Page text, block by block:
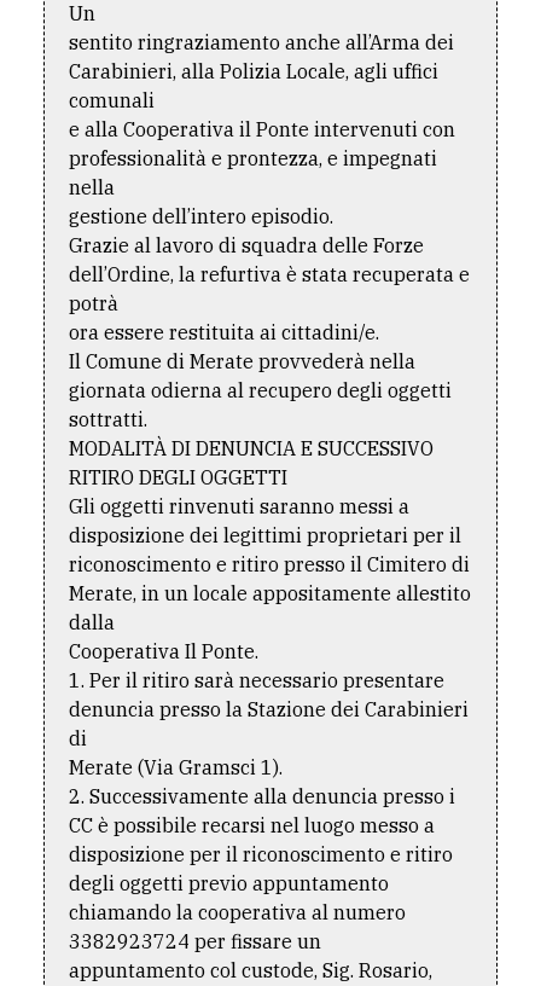
Un
sentito ringraziamento anche all’Arma dei
Carabinieri, alla Polizia Locale, agli uffici
comunali
e alla Cooperativa il Ponte intervenuti con
professionalità e prontezza, e impegnati
nella
gestione dell’intero episodio.
Grazie al lavoro di squadra delle Forze
dell’Ordine, la refurtiva è stata recuperata e
potrà
ora essere restituita ai cittadini/e.
Il Comune di Merate provvederà nella
giornata odierna al recupero degli oggetti
sottratti.
MODALITÀ DI DENUNCIA E SUCCESSIVO
RITIRO DEGLI OGGETTI
Gli oggetti rinvenuti saranno messi a
disposizione dei legittimi proprietari per il
riconoscimento e ritiro presso il Cimitero di
Merate, in un locale appositamente allestito
dalla
Cooperativa Il Ponte.
1. Per il ritiro sarà necessario presentare
denuncia presso la Stazione dei Carabinieri
di
Merate (Via Gramsci 1).
2. Successivamente alla denuncia presso i
CC è possibile recarsi nel luogo messo a
disposizione per il riconoscimento e ritiro
degli oggetti previo appuntamento
chiamando la cooperativa al numero
3382923724 per fissare un
appuntamento col custode, Sig. Rosario,